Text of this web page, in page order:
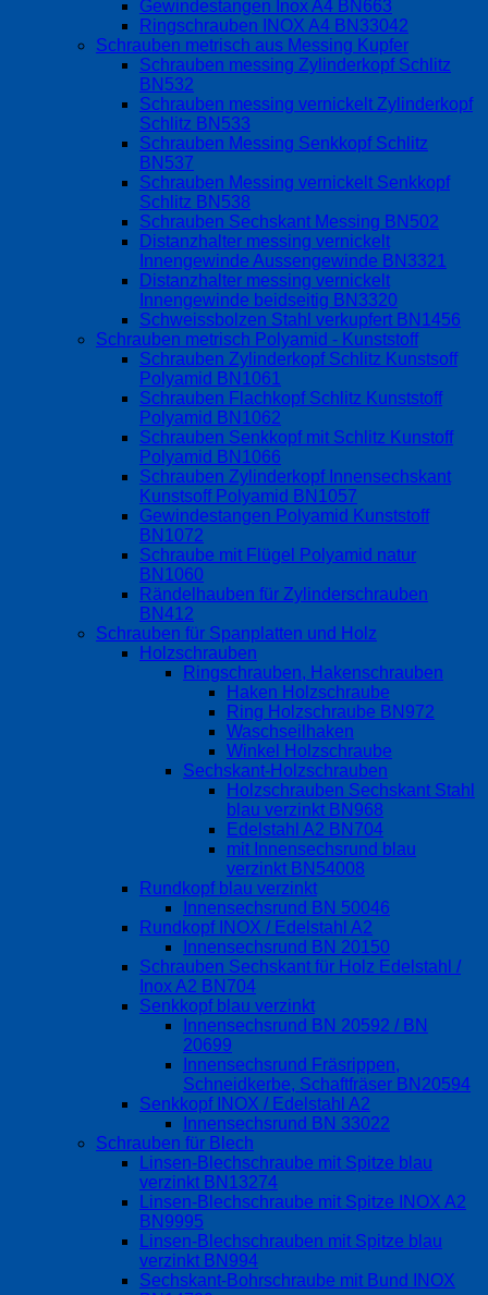
Gewindestangen Inox A4 BN663
Ringschrauben INOX A4 BN33042
Schrauben metrisch aus Messing Kupfer
Schrauben messing Zylinderkopf Schlitz
BN532
Schrauben messing vernickelt Zylinderkopf
Schlitz BN533
Schrauben Messing Senkkopf Schlitz
BN537
Schrauben Messing vernickelt Senkkopf
Schlitz BN538
Schrauben Sechskant Messing BN502
Distanzhalter messing vernickelt
Innengewinde Aussengewinde BN3321
Distanzhalter messing vernickelt
Innengewinde beidseitig BN3320
Schweissbolzen Stahl verkupfert BN1456
Schrauben metrisch Polyamid - Kunststoff
Schrauben Zylinderkopf Schlitz Kunstsoff
Polyamid BN1061
Schrauben Flachkopf Schlitz Kunststoff
Polyamid BN1062
Schrauben Senkkopf mit Schlitz Kunstoff
Polyamid BN1066
Schrauben Zylinderkopf Innensechskant
Kunstsoff Polyamid BN1057
Gewindestangen Polyamid Kunststoff
BN1072
Schraube mit Flügel Polyamid natur
BN1060
Rändelhauben für Zylinderschrauben
BN412
Schrauben für Spanplatten und Holz
Holzschrauben
Ringschrauben, Hakenschrauben
Haken Holzschraube
Ring Holzschraube BN972
Waschseilhaken
Winkel Holzschraube
Sechskant-Holzschrauben
Holzschrauben Sechskant Stahl
blau verzinkt BN968
Edelstahl A2 BN704
mit Innensechsrund blau
verzinkt BN54008
Rundkopf blau verzinkt
Innensechsrund BN 50046
Rundkopf INOX / Edelstahl A2
Innensechsrund BN 20150
Schrauben Sechskant für Holz Edelstahl /
Inox A2 BN704
Senkkopf blau verzinkt
Innensechsrund BN 20592 / BN
20699
Innensechsrund Fräsrippen,
Schneidkerbe, Schaftfräser BN20594
Senkkopf INOX / Edelstahl A2
Innensechsrund BN 33022
Schrauben für Blech
Linsen-Blechschraube mit Spitze blau
verzinkt BN13274
Linsen-Blechschraube mit Spitze INOX A2
BN9995
Linsen-Blechschrauben mit Spitze blau
verzinkt BN994
Sechskant-Bohrschraube mit Bund INOX